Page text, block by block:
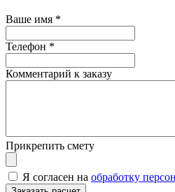
Ваше имя *
Телефон *
Комментарий к заказу
Прикрепить смету
Я согласен на обработку